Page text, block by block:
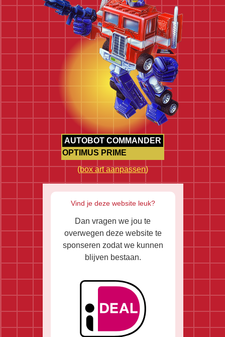
AUTOBOT COMMANDER
OPTIMUS PRIME
(box art aanpassen)
Vind je deze website leuk?
Dan vragen we jou te
overwegen deze website te
sponseren zodat we kunnen
blijven bestaan.